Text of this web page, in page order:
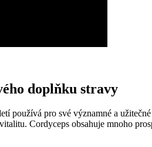
doplňku stravy
používá pro své významné a
Cordyceps obsahuje mnoho